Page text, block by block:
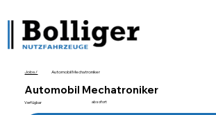
Jobs / Automobil Mechatroniker
Automobil Mechatroniker
Verfügbar ab sofort